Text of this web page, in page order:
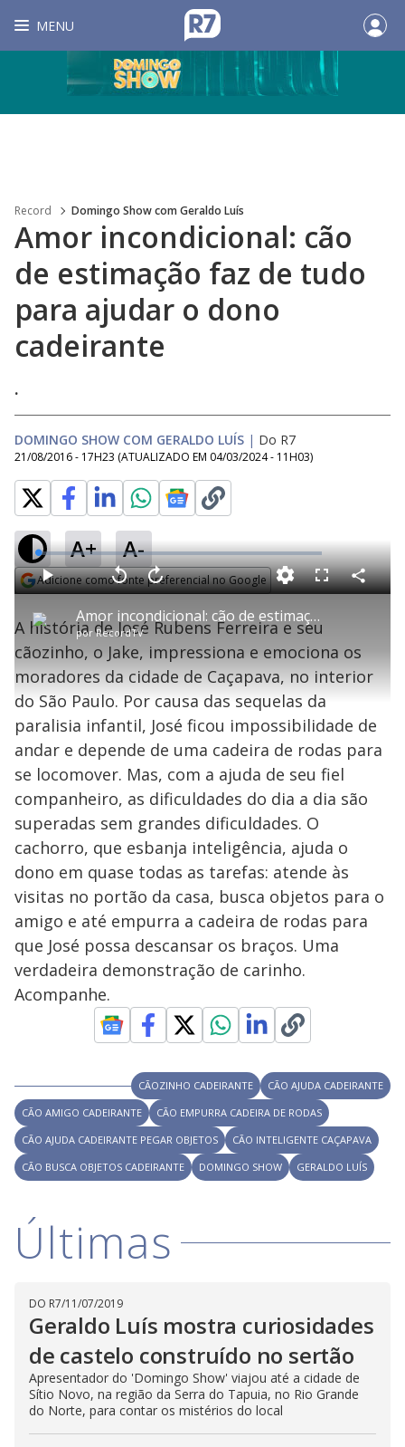
MENU
Record Domingo Show com Geraldo Luís
Amor incondicional: cão
de estimação faz de tudo
para ajudar o dono
cadeirante
.
DOMINGO SHOW COM GERALDO LUÍS | Do R7
21/08/2016 - 17H23 (ATUALIZADO EM 04/03/2024 - 11H03)
A+ A-
Adicione como fonte preferencial no Google
P
l
a
y
V
i
d
e
o
Amor incondicional: cão de estimação faz de tudo para ajudar o dono cadeirante
porRecordTV
P V
a
r
1
0
e
g
n
s
A
n
s
e
u
d
s
M
u
d
o
L
o
a
d
e
:
0
.
8
0
%
F
e
n
C
o
i
l
a
A história de José Rubens Ferreira e seu
cãozinho, o Jake, impressiona e emociona os
moradores da cidade de Caçapava, no interior
do São Paulo. Por causa das sequelas da
paralisia infantil, José ficou impossibilidade de
andar e depende de uma cadeira de rodas para
se locomover. Mas, com a ajuda de seu fiel
companheiro, as dificuldades do dia a dia são
superadas sem grandes dificuldades. O
cachorro, que esbanja inteligência, ajuda o
dono em quase todas as tarefas: atende às
visitas no portão da casa, busca objetos para o
amigo e até empurra a cadeira de rodas para
que José possa descansar os braços. Uma
verdadeira demonstração de carinho.
Acompanhe.
CÃOZINHO CADEIRANTE
CÃO AJUDA CADEIRANTE
CÃO AMIGO CADEIRANTE
CÃO EMPURRA CADEIRA DE RODAS
CÃO AJUDA CADEIRANTE PEGAR OBJETOS
CÃO INTELIGENTE CAÇAPAVA
CÃO BUSCA OBJETOS CADEIRANTE
DOMINGO SHOW GERALDO LUÍS
Últimas
DO R7/11/07/2019
Geraldo Luís mostra curiosidades
de castelo construído no sertão
Apresentador do 'Domingo Show' viajou até a cidade de
Sítio Novo, na região da Serra do Tapuia, no Rio Grande
do Norte, para contar os mistérios do local